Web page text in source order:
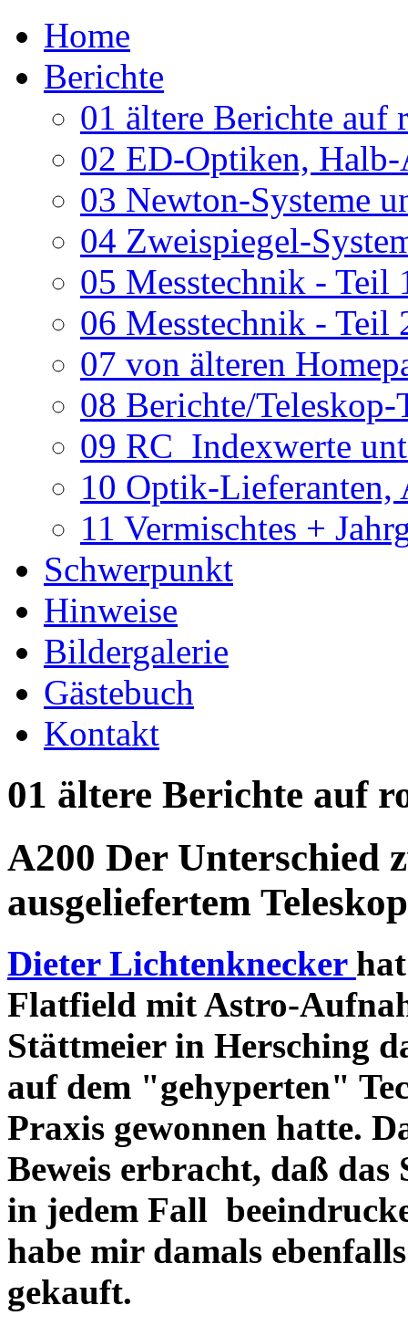
Home
Berichte
01 ältere Berichte auf
02 ED-Optiken, Halb-
03 Newton-Systeme
04 Zweispiegel-
05 Messtechnik - Teil
06 Messtechnik - Teil
07 von älteren
08 Berichte/
09 RC_Indexwerte
10 Optik-Lieferanten,
11 Vermischtes +
Schwerpunkt
Hinweise
Bildergalerie
Gästebuch
Kontakt
01 ältere Berichte auf
A200 Der Unterschied
ausgeliefertem
Dieter Lichtenknecker
Flatfield mit Astro-
Stättmeier in Hersching
auf dem "gehyperten"
Praxis gewonnen hatte.
Beweis erbracht, daß das
in jedem Fall
habe mir damals
gekauft.